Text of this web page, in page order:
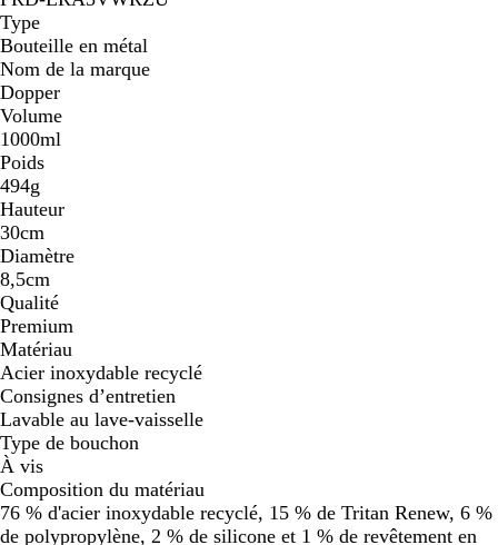
Type
Bouteille en métal
Nom de la marque
Dopper
Volume
1000ml
Poids
494g
Hauteur
30cm
Diamètre
8,5cm
Qualité
Premium
Matériau
Acier inoxydable recyclé
Consignes d’entretien
Lavable au lave-vaisselle
Type de bouchon
À vis
Composition du matériau
76 % d'acier inoxydable recyclé, 15 % de Tritan Renew, 6 %
de polypropylène, 2 % de silicone et 1 % de revêtement en